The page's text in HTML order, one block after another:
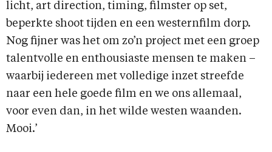
licht, art direction, timing, filmster op set,
beperkte shoot tijden en een westernfilm dorp.
Nog fijner was het om zo’n project met een groep
talentvolle en enthousiaste mensen te maken –
waarbij iedereen met volledige inzet streefde
naar een hele goede film en we ons allemaal,
voor even dan, in het wilde westen waanden.
Mooi.’